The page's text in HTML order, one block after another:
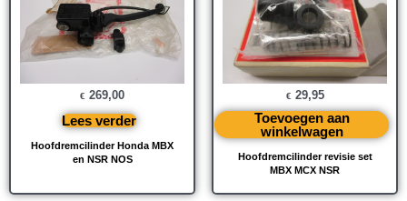
Hoofdremcilinder Honda MBX
en NSR NOS
€ 269,00
Lees verder
Hoofdremcilinder revisie set
MBX MCX NSR
€ 29,95
Toevoegen aan
winkelwagen